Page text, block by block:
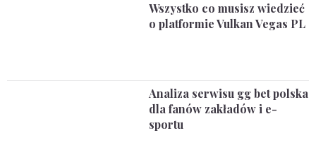
Wszystko co musisz wiedzieć
o platformie Vulkan Vegas PL
Analiza serwisu gg bet polska
dla fanów zakładów i e-
sportu